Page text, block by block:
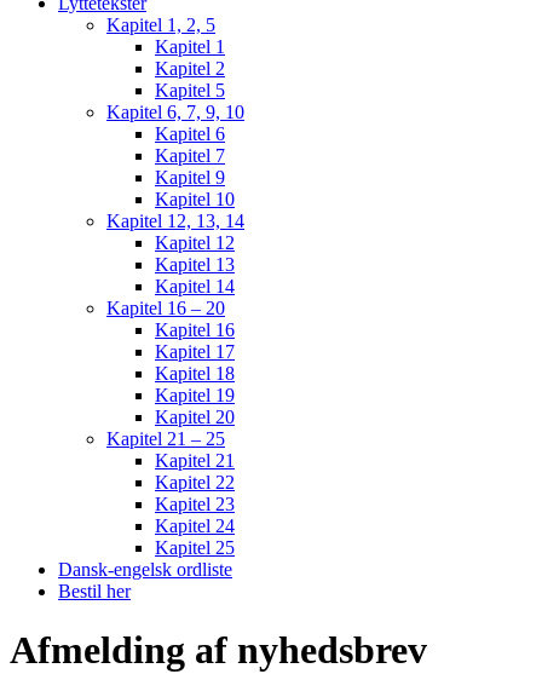
Kapitel 1, 2, 5
Kapitel 1
Kapitel 2
Kapitel 5
Kapitel 6, 7, 9, 10
Kapitel 6
Kapitel 7
Kapitel 9
Kapitel 10
Kapitel 12, 13, 14
Kapitel 12
Kapitel 13
Kapitel 14
Kapitel 16 – 20
Kapitel 16
Kapitel 17
Kapitel 18
Kapitel 19
Kapitel 20
Kapitel 21 – 25
Kapitel 21
Kapitel 22
Kapitel 23
Kapitel 24
Kapitel 25
Dansk-engelsk ordliste
Bestil her
Afmelding af nyhedsbrev